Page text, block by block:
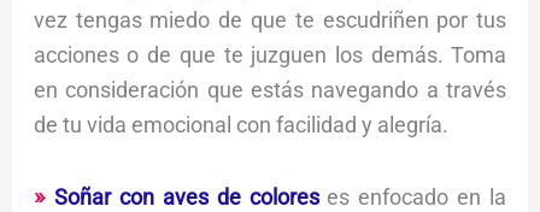
vez tengas miedo de que te escudriñen por tus
acciones o de que te juzguen los demás. Toma
en consideración que estás navegando a través
de tu vida emocional con facilidad y alegría.
Soñar con aves de coloreses enfocado en la